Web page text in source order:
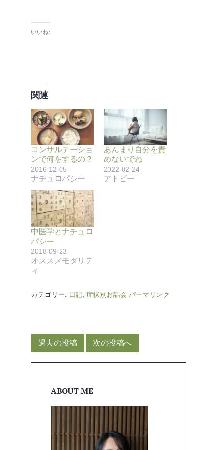
いいね:
関連
コンサルテーショ
ンで何をするの？
2016-12-05
ナチュロパシー
あんまり自分を責
めないでね
2022-02-24
アトピー
中医学とナチュロ
パシー
2018-09-23
オススメモダリテ
ィ
カテゴリー: 日記 症状別お話会 パーマリンク
稿
ナ
過去の投稿 次の投稿へ
ABOUT ME